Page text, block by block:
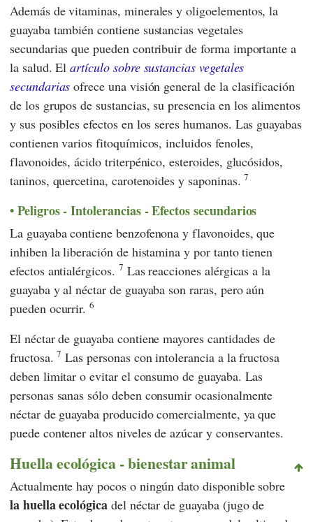
Además de vitaminas, minerales y oligoelementos, la
guayaba también contiene sustancias vegetales
secundarias que pueden contribuir de forma importante a
la salud. Elartículo sobre sustancias vegetales
secundarias ofrece una visión general de la clasificación
de los grupos de sustancias, su presencia en los alimentos
y sus posibles efectos en los seres humanos. Las guayabas
contienen varios fitoquímicos, incluidos fenoles,
flavonoides, ácido triterpénico, esteroides, glucósidos,
taninos, quercetina, carotenoides y saponinas.7
Peligros - Intolerancias - Efectos secundarios
La guayaba contiene benzofenona y flavonoides, que
inhiben la liberación de histamina y por tanto tienen
efectos antialérgicos. 7 Las reacciones alérgicas a la
guayaba y al néctar de guayaba son raras, pero aún
pueden ocurrir.6
El néctar de guayaba contiene mayores cantidades de
fructosa.7 Las personas con intolerancia a la fructosa
deben limitar o evitar el consumo de guayaba. Las
personas sanas sólo deben consumir ocasionalmente
néctar de guayaba producido comercialmente, ya que
puede contener altos niveles de azúcar y conservantes.
Huella ecológica - bienestar animal
Actualmente hay pocos o ningún dato disponible sobre
la huella ecológicadel néctar de guayaba (jugo de